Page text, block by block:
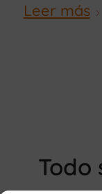
Leer más
Todo